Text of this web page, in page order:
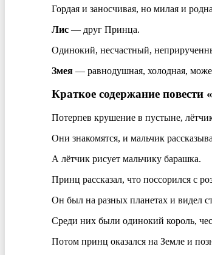
Гордая и заносчивая, но милая и
Лис— друг Принца.
Одинокий, несчастный,
Змея— равнодушная, холодная,
Краткое содержание
Потерпев крушение в пустыне,
Они знакомятся, и мальчик
А лётчик рисует мальчику барашка.
Принц рассказал, что поссорился с
Он был на разных планетах и видел
Среди них были одинокий король,
Потом принц оказался на Земле и